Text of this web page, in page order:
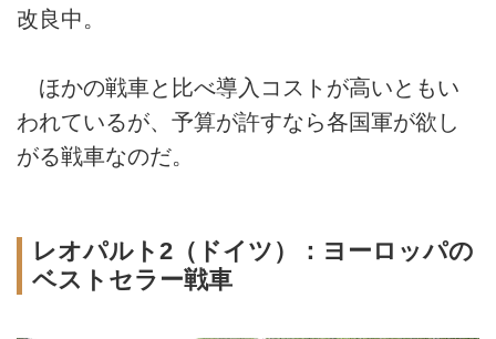
改良中。
ほかの戦車と比べ導入コストが高いともい
われているが、予算が許すなら各国軍が欲し
がる戦車なのだ。
レオパルト2（ドイツ）：ヨーロッパの
ベストセラー戦車